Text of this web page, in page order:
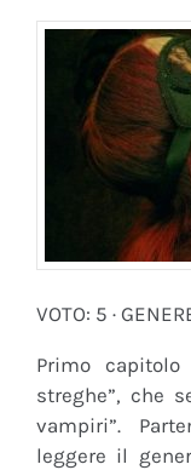
VOTO: 5 ·
Primo
streghe”, che
vampiri”.
leggere il